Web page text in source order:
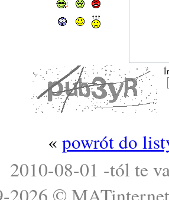
« powrót do
2010-08-01 -tól te